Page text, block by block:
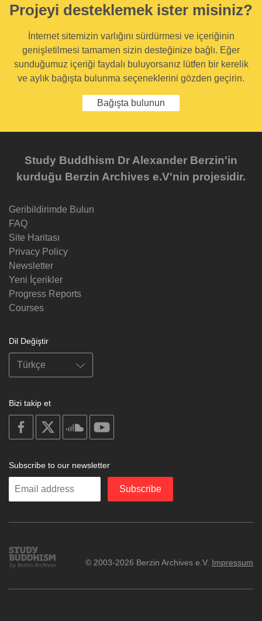
Projeyi desteklemek ister misiniz?
İnternet sitemizin varlığını sürdürmesi ve içeriğinin
genişletilmesi tamamen sizin desteğinize bağlı. Eğer
sunduğumuz içeriği faydalı buluyorsanız lütfen bir kerelik
ve aylık bağışta bulunma seçeneklerini gözden geçirin.
Bağışta bulunun
Study Buddhism Dr Alexander Berzin'in
kurduğu Berzin Archives e.V'nin projesidir.
Geribildirimde Bulun
FAQ
Site Haritası
Privacy Policy
Newsletter
Yeni İçerikler
Progress Reports
Courses
Dil Değiştir
Bizi takip et
on
facebook
soundcloud
Subscribe to our newsletter
Enter
Subscribe
Study
Buddhism
© 2003-2026 Berzin Archives e.V. Impressum